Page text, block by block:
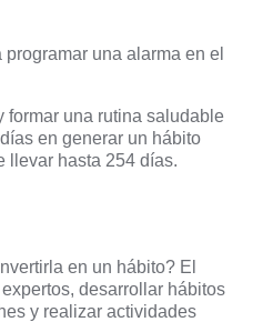
una alarma en el
formar una rutina saludable
en generar un hábito
llevar hasta 254 días.
en un hábito? El
, desarrollar hábitos
y realizar actividades